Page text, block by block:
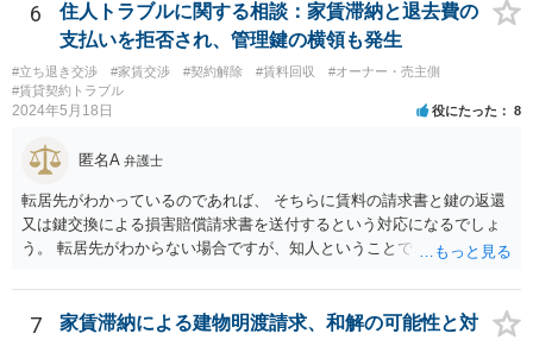
6
住人トラブルに関する相談：家賃滞納と退去費の
支払いを拒否され、管理鍵の横領も発生
#立ち退き交渉 #家賃交渉 #契約解除 #賃料回収
#オーナー・売主側
#賃貸契約トラブル
2024年5月18日 役にたった 8
匿名A 弁護士
転居先がわかっているのであれば、 そちらに賃料の請求書と鍵の返還
又は鍵交換による損害賠償請求書を送付するという対応になるでしょ
う。 転居先がわからない場合ですが、知人ということで、連絡がつく
で、適切な対応が望めない場合は、債権回収を弁護士に依頼すること
をご検討ください。
7
家賃滞納による建物明渡請求、和解の可能性と対